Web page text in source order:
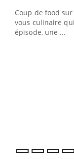
Coup de food
vous culinaire
épisode, une ...
"Les rendez-
travail" de
DRH et directeur ...